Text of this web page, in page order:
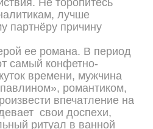
Не торопитесь
лучше
партнёру причину
ее романа. В период
самый конфетно-
времени, мужчина
романтиком,
впечатление на
свои доспехи,
ритуал в ванной